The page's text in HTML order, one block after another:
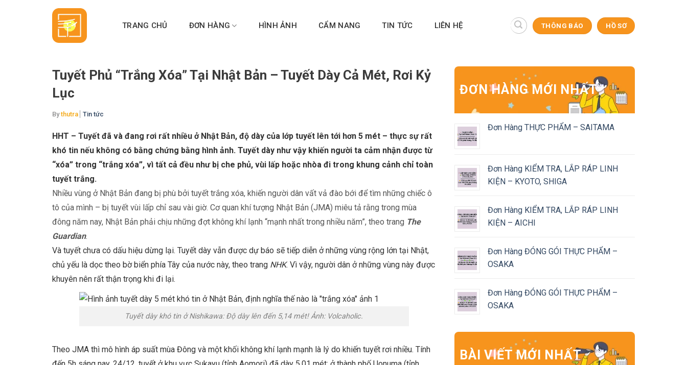
TRANG CHỦ ĐƠN HÀNG HÌNH ẢNH CẨM NANG TIN TỨC LIÊN HỆ THÔNG BÁO HỒ SƠ
Tuyết Phủ “Trắng Xóa” Tại Nhật Bản – Tuyết Dày Cả Mét, Rơi Kỷ
Lục
Bythutra Tin tức
HHT – Tuyết đã và đang rơi rất nhiều ở Nhật Bản, độ dày của lớp tuyết lên tới hơn 5 mét – thực sự rất
khó tin nếu không có bằng chứng bằng hình ảnh. Tuyết dày như vậy khiến người ta cảm nhận được từ
“xóa” trong “trắng xóa”, vì tất cả đều như bị che phủ, vùi lấp hoặc nhòa đi trong khung cảnh chỉ toàn
tuyết trắng.
Nhiều vùng ở Nhật Bản đang bị phù bởi tuyết trắng xóa, khiến người dân vất vả đào bới để tìm những chiếc ô
tô của mình – bị tuyết vùi lấp chỉ sau vài giờ. Cơ quan khí tượng Nhật Bản (JMA) miêu tả rằng trong mùa
đông năm nay, Nhật Bản phải chịu những đợt không khí lạnh “mạnh nhất trong nhiều năm”, theo trang The
Guardian.
Và tuyết chưa có dấu hiệu dừng lại. Tuyết dày vẫn được dự báo sẽ tiếp diễn ở những vùng rộng lớn tại Nhật,
chủ yếu là dọc theo bờ biển phía Tây của nước này, theo trang NHK. Vì vậy, người dân ở những vùng này được
khuyên nên rất thận trọng khi đi lại.
Tuyết dày khó tin ở Nishikawa: Độ dày lên đến 5,14 mét! Ảnh: Volcaholic.
Theo JMA thì mô hình áp suất mùa Đông và một khối không khí lạnh mạnh là lý do khiến tuyết rơi nhiều. Tính
ĐƠN HÀNG MỚI NHẤT
Đơn Hàng THỰC PHẨM – SAITAMA
Đơn Hàng KIỂM TRA, LẮP RÁP LINH
KIỆN – KYOTO, SHIGA
Đơn Hàng KIỂM TRA, LẮP RÁP LINH
KIỆN – AICHI
Đơn Hàng ĐÓNG GÓI THỰC PHẨM –
OSAKA
Đơn Hàng ĐÓNG GÓI THỰC PHẨM –
OSAKA
BÀI VIẾT MỚI NHẤT